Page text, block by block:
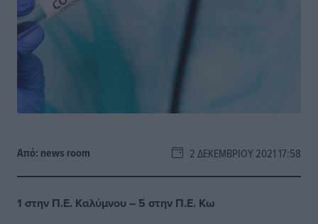
Από: news room 2 ΔΕΚΕΜΒΡΊΟΥ 2021 17:58
1 στην Π.Ε. Καλύμνου – 5 στην Π.Ε. Κω